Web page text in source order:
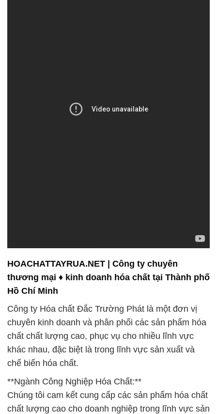
HOACHATTAYRUA.NET | Công ty chuyên
thương mại ♦ kinh doanh hóa chất tại Thành phố
Hồ Chí Minh
Công ty Hóa chất Đắc Trường Phát là một đơn vị
chuyên kinh doanh và phân phối các sản phẩm hóa
chất chất lượng cao, phục vụ cho nhiều lĩnh vực
khác nhau, đặc biệt là trong lĩnh vực sản xuất và
chế biến hóa chất.
**Ngành Công Nghiệp Hóa Chất:**
Chúng tôi cam kết cung cấp các sản phẩm hóa chất
chất lượng cao cho doanh nghiệp trong lĩnh vực sản